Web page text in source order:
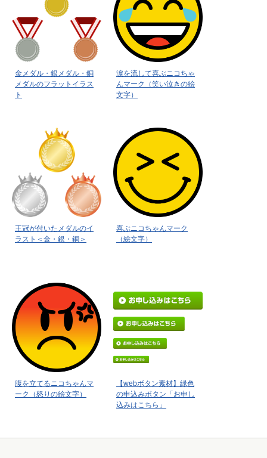
金メダル・銀メダル・銅
メダルのフラットイラス
ト
涙を流して喜ぶニコちゃ
んマーク（笑い泣きの絵
文字）
王冠が付いたメダルのイ
ラスト＜金・銀・銅＞
喜ぶニコちゃんマーク
（絵文字）
腹を立てるニコちゃんマ
ーク（怒りの絵文字）
【webボタン素材】緑色
の申込みボタン「お申し
込みはこちら」